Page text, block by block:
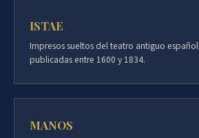
ISTAE
Impresos sueltos del teatro antiguo
publicadas entre 1600 y 1834.
MANOS